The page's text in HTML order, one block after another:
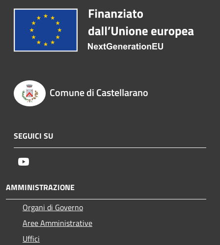
Comune di Castellarano
SEGUICI SU
AMMINISTRAZIONE
Organi di Governo
Aree Amministrative
Uffici